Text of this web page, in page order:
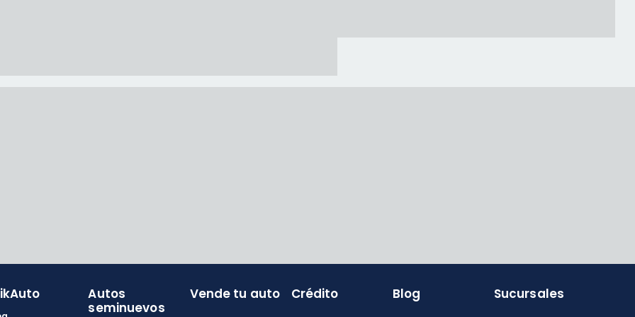
Autos
seminuevos
Vende tu auto Crédito Blog Sucursales